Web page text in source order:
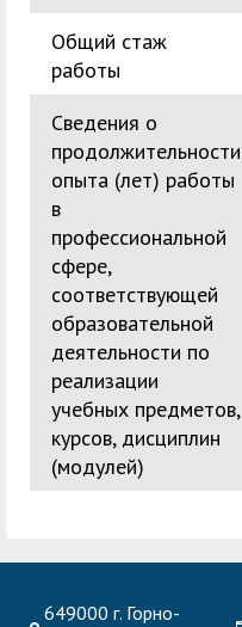
Общий стаж
работы
Сведения о
продолжительности
опыта (лет) работы
в
профессиональной
сфере,
соответствующей
образовательной
деятельности по
реализации
учебных предметов,
курсов, дисциплин
(модулей)
649000 г. Горно-